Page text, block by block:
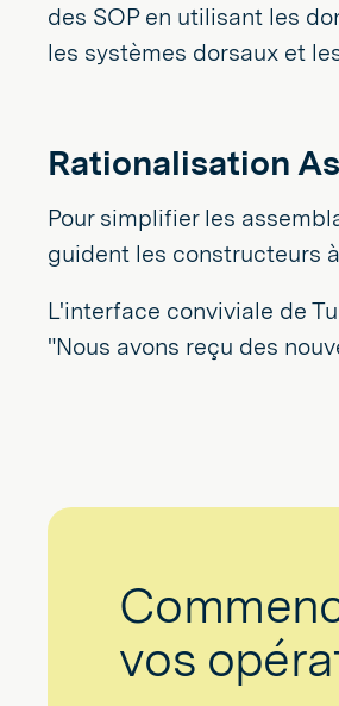
des SOP en utilisant les
les systèmes dorsaux et
Rationalisation
Pour simplifier les
guident les constructeurs
L'interface conviviale de
"Nous avons reçu des
vos